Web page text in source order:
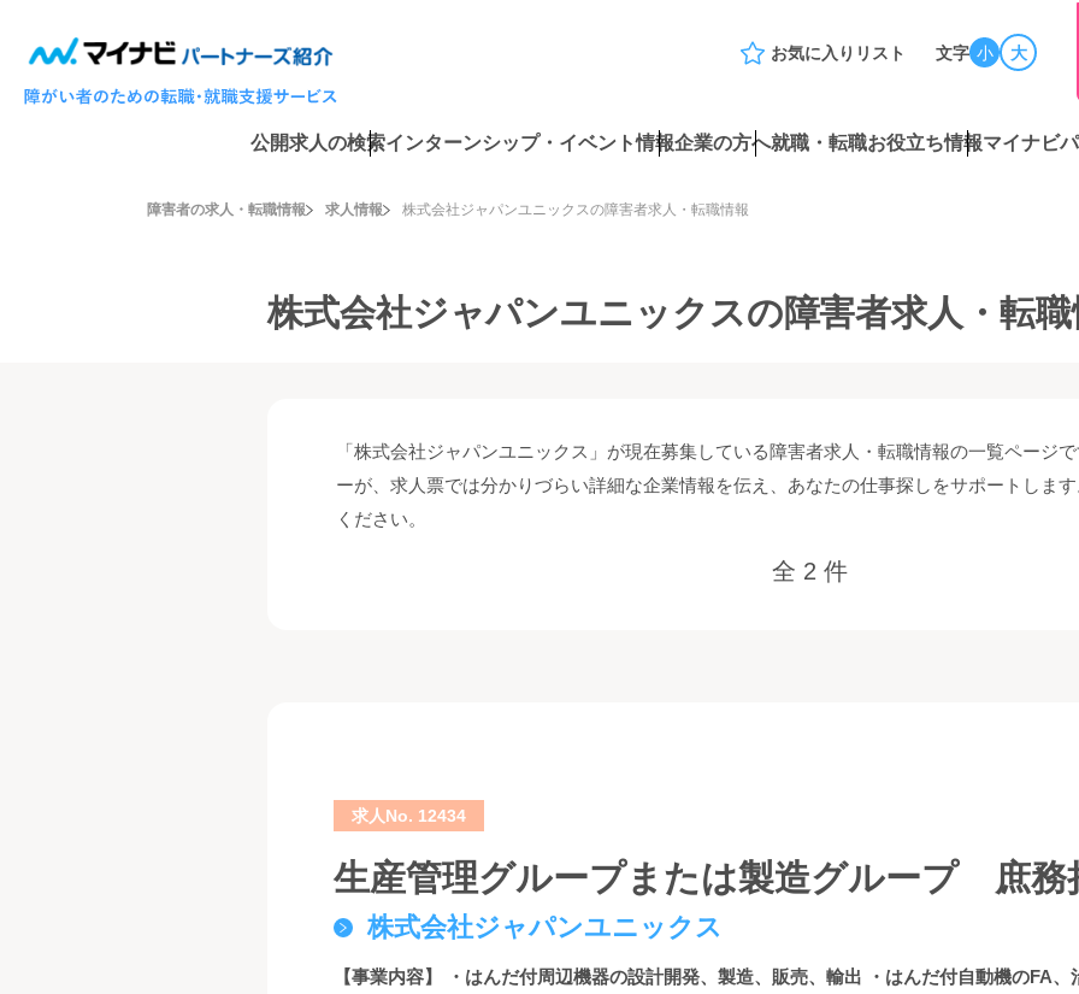
お気に入りリスト 文字 小 大
公開求人の検索インターンシップ・イベント情報企業の方へ就職・転職お役立ち情報マイナビ
障害者の求人・転職情報 求人情報 株式会社ジャパンユニックスの障害者求人・転職情報
株式会社ジャパンユニックスの障害者求人・転
「株式会社ジャパンユニックス」が現在募集している障害者求人・転職情報の一覧ページ
ーが、求人票では分かりづらい詳細な企業情報を伝え、あなたの仕事探しをサポートしま
ください。
全 2 件
求人No. 12434
生産管理グループまたは製造グループ 庶務
株式会社ジャパンユニックス
【事業内容】 ・はんだ付周辺機器の設計開発、製造、販売、輸出 ・はんだ付自動機のFA